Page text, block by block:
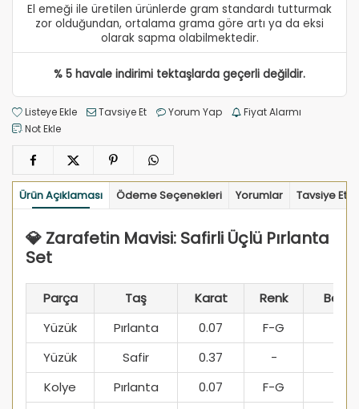
El emeği ile üretilen ürünlerde gram standardı tutturmak
zor olduğundan, ortalama grama göre artı ya da eksi
olarak sapma olabilmektedir.
% 5 havale indirimi tektaşlarda geçerli değildir.
Listeye Ekle Tavsiye Et Yorum Yap
Fiyat Alarmı
Not Ekle
Ürün Açıklaması Ödeme Seçenekleri Yorumlar Tavsiye Et
💎 Zarafetin Mavisi: Safirli Üçlü Pırlanta
Set
Parça Taş Karat Renk
Yüzük
Pırlanta 0.07 F-G
Yüzük
Safir 0.37 -
Kolye
Pırlanta 0.07 F-G